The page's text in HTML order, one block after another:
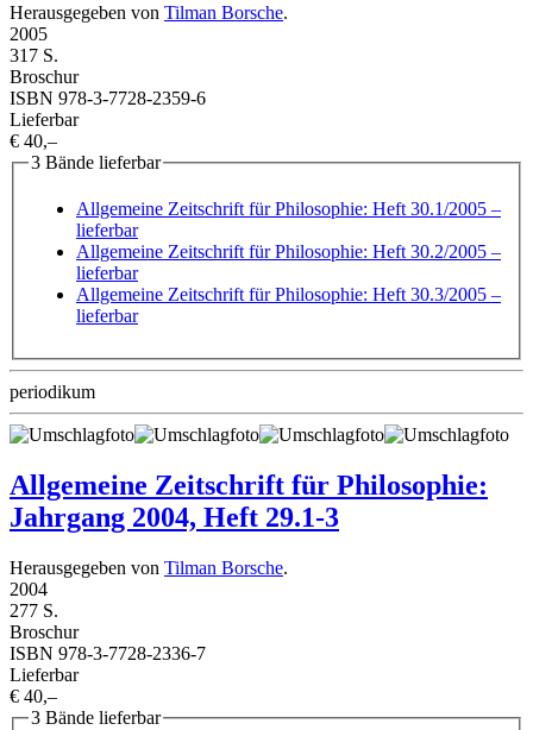
Herausgegeben von Tilman Borsche.
2005
317 S.
Broschur
ISBN 978-3-7728-2359-6
Lieferbar
€ 40,–
3 Bände lieferbar
Allgemeine Zeitschrift für Philosophie: Heft 30.1/2005 –
lieferbar
Allgemeine Zeitschrift für Philosophie: Heft 30.2/2005 –
lieferbar
Allgemeine Zeitschrift für Philosophie: Heft 30.3/2005 –
lieferbar
periodikum
Allgemeine Zeitschrift für Philosophie:
Jahrgang 2004, Heft 29.1-3
Herausgegeben von Tilman Borsche.
2004
277 S.
Broschur
ISBN 978-3-7728-2336-7
Lieferbar
€ 40,–
3 Bände lieferbar